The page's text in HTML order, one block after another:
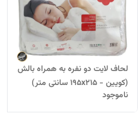
لحاف لایت دو نفره به همراه بالش
(کویین - 195x215 سانتی متر)
ناموجود